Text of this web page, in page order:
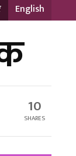
English
10
SHARES